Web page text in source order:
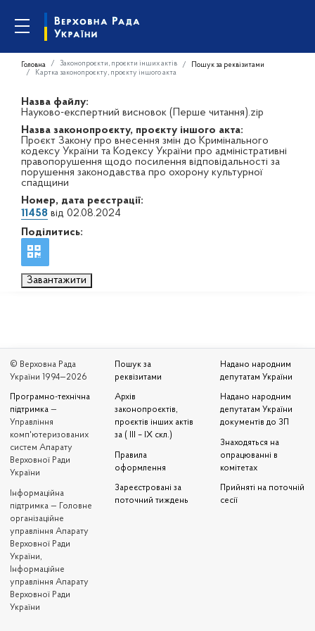
Головна Законопроєкти, проєкти інших актів
Пошук за реквізитами
Картка законопроєкту, проєкту іншого акта
Назва файлу:
Науково-експертний висновок (Перше читання).zip
Назва законопроєкту, проєкту іншого акта:
Проєкт Закону про внесення змін до Кримінального
кодексу України та Кодексу України про адміністративні
правопорушення щодо посилення відповідальності за
порушення законодавства про охорону культурної
спадщини
Номер, дата реєстрації:
11458 від 02.08.2024
Поділитись:
Завантажити
© Верховна Рада
України 1994—2026
Програмно-технічна
підтримка —
Управління
комп'ютеризованих
систем Апарату
Верховної Ради
України
Iнформаційна
підтримка — Головне
організаційне
управління Апарату
Верховної Ради
України,
Інформаційне
управління Апарату
Верховної Ради
України
Пошук за
реквізитами
Архів
законопроєктів,
проєктів інших актів
за ( III – IX скл.)
Правила
оформлення
Зареєстровані за
поточний тиждень
Надано народним
депутатам України
Надано народним
депутатам України
документів до ЗП
Знаходяться на
опрацюванні в
комітетах
Прийняті на поточній
сесії